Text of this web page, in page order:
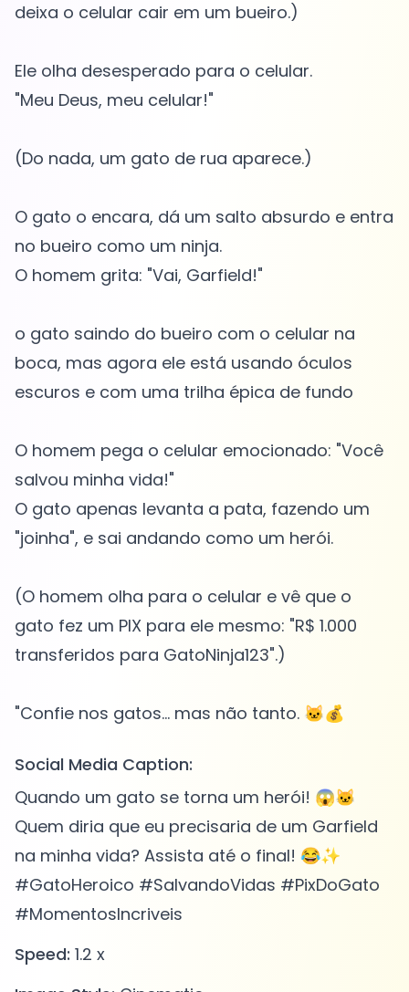
deixa o celular cair em um bueiro.)
Ele olha desesperado para o celular.
"Meu Deus, meu celular!"
(Do nada, um gato de rua aparece.)
O gato o encara, dá um salto absurdo e entra
no bueiro como um ninja.
O homem grita: "Vai, Garfield!"
o gato saindo do bueiro com o celular na
boca, mas agora ele está usando óculos
escuros e com uma trilha épica de fundo
O homem pega o celular emocionado: "Você
salvou minha vida!"
O gato apenas levanta a pata, fazendo um
"joinha", e sai andando como um herói.
(O homem olha para o celular e vê que o
gato fez um PIX para ele mesmo: "R$ 1.000
transferidos para GatoNinja123".)
Social Media Caption:
Quando um gato se torna um herói! 😱🐱
Quem diria que eu precisaria de um Garfield
na minha vida? Assista até o final! 😂✨
#GatoHeroico #SalvandoVidas #PixDoGato
#MomentosIncriveis
Speed: 1.2 x